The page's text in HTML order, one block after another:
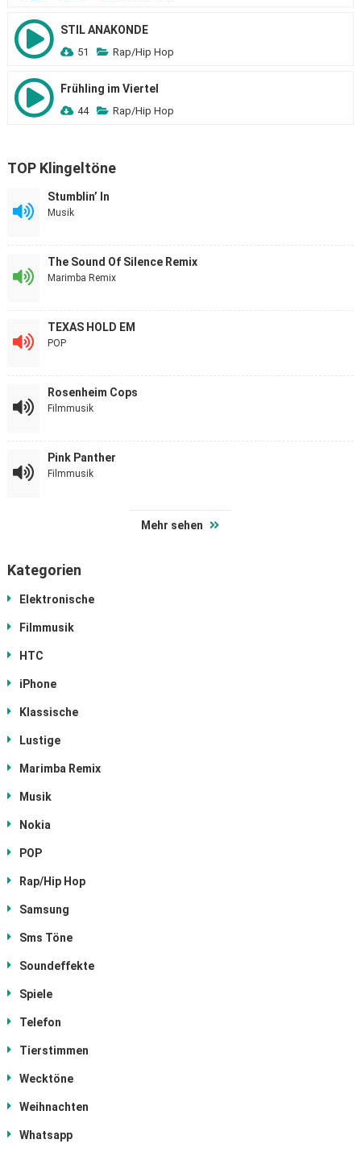
STIL ANAKONDE
51 Rap/Hip Hop
Frühling im Viertel
44 Rap/Hip Hop
TOP Klingeltöne
Stumblin’ In
Musik
The Sound Of Silence Remix
Marimba Remix
TEXAS HOLD EM
POP
Rosenheim Cops
Filmmusik
Pink Panther
Filmmusik
Mehr sehen
Kategorien
Elektronische
Filmmusik
HTC
iPhone
Klassische
Lustige
Marimba Remix
Musik
Nokia
POP
Rap/Hip Hop
Samsung
Sms Töne
Soundeffekte
Spiele
Telefon
Tierstimmen
Wecktöne
Weihnachten
Whatsapp